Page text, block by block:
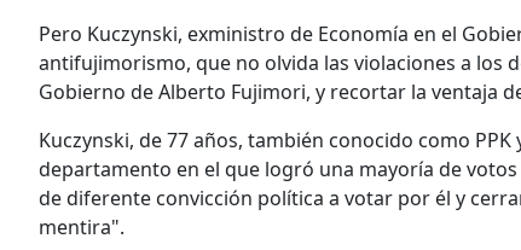
Pero Kuczynski, exministro de Economía en el
antifujimorismo, que no olvida las violaciones a los
Gobierno de Alberto Fujimori, y recortar la ventaja
Kuczynski, de 77 años, también conocido como
departamento en el que logró una mayoría de
de diferente convicción política a votar por él y
mentira".